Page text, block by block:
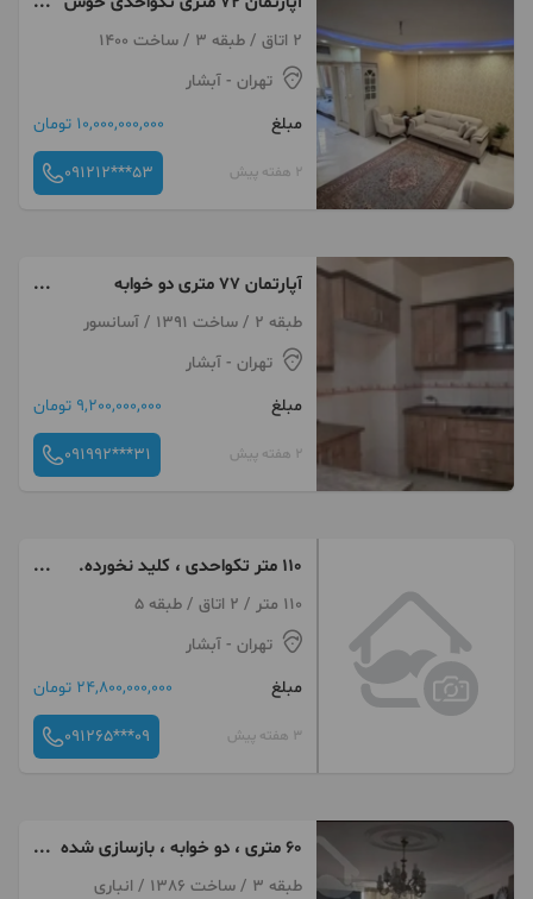
نقشه مشابه نوساز
2 اتاق / طبقه 3 / ساخت 1400
تهران - آبشار
مبلغ
10,000,000,000 تومان
2 هفته پیش 091212***53
آپارتمان ۷۷ متری دو خوابه
خوش‌نقشه
طبقه 2 / ساخت 1391 / آسانسور
تهران - آبشار
مبلغ
9,200,000,000 تومان
2 هفته پیش 091992***31
110 متر تکواحدی ، کلید نخورده.
لاکچری110 متر / 2 اتاق / طبقه 5
تهران - آبشار
مبلغ
24,800,000,000 تومان
3 هفته پیش 091265***09
۶۰ متری ، دو خوابه ، بازسازی شده
، سرمایه‌گذاری
طبقه 3 / ساخت 1386 / انباری